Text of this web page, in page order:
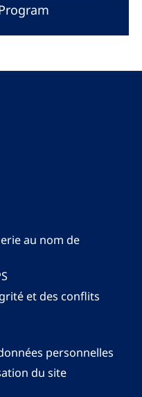
au nom de
et des conflits
personnelles
du site